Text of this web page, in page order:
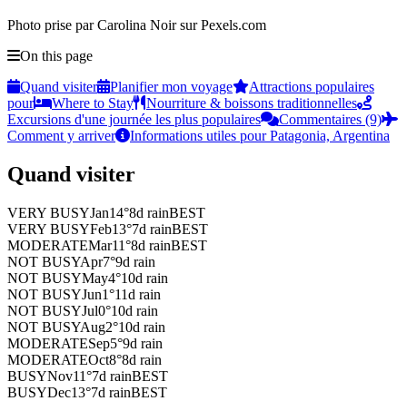
Photo prise par Carolina Noir sur Pexels.com
On this page
Quand visiter
Planifier mon voyage
Attractions populaires
pour
Where to Stay
Nourriture & boissons traditionnelles
Excursions d'une journée les plus populaires
Commentaires (9)
Comment y arriver
Informations utiles pour Patagonia, Argentina
Quand visiter
VERY BUSYJan14°8d rainBEST
VERY BUSYFeb13°7d rainBEST
MODERATEMar11°8d rainBEST
NOT BUSYApr7°9d rain
NOT BUSYMay4°10d rain
NOT BUSYJun1°11d rain
NOT BUSYJul0°10d rain
NOT BUSYAug2°10d rain
MODERATESep5°9d rain
MODERATEOct8°8d rain
BUSYNov11°7d rainBEST
BUSYDec13°7d rainBEST